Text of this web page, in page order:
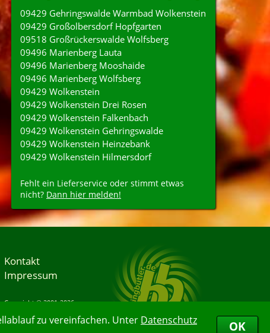
zu vereinfachen. Unter Datenschutz
OK
09429 Gehringswalde Warmbad Wolkenstein
09429 Großolbersdorf Hopfgarten
09518 Großrückerswalde Wolfsberg
09496 Marienberg Lauta
09496 Marienberg Mooshaide
09496 Marienberg Wolfsberg
09429 Wolkenstein
09429 Wolkenstein Drei Rosen
09429 Wolkenstein Falkenbach
09429 Wolkenstein Gehringswalde
09429 Wolkenstein Heinzebank
09429 Wolkenstein Hilmersdorf
Fehlt ein Lieferservice oder stimmt etwas
nicht? Dann hier melden!
Kontakt
Impressum
Copyright © 2001-2026
07.08.2026 03:58:55